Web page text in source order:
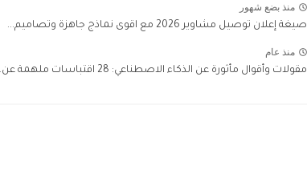
منذ بضع شهور
صيغة إعلان توصيل مشاوير 2026 مع اقوى نماذج جاهزة وتصاميم...
منذ عام
مقولات وأقوال مأثورة عن الذكاء الاصطناعي: 28 اقتباسات ملهمة عن...